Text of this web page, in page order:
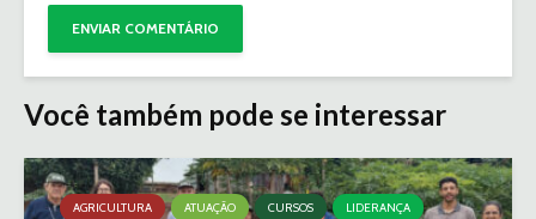
Você também pode se interessar
AGRICULTURA ATUAÇÃO CURSOS LIDERANÇA